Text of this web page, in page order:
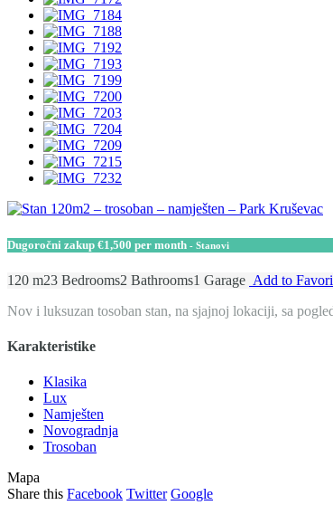
Dugoročni zakup €1,500 per month - Stanovi
120 m23 Bedrooms2 Bathrooms1 Garage Add to
Nov i luksuzan tosoban stan, na sjajnoj lokaciji, sa
Karakteristike
Klasika
Lux
Namješten
Novogradnja
Trosoban
Mapa
Share this Facebook Twitter Google